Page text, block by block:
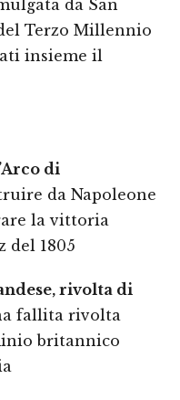
da San
Terzo Millennio
insieme il
di
da Napoleone
la vittoria
del 1805
rivolta di
fallita rivolta
britannico